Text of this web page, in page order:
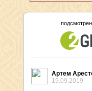
Артем
19.09.2019